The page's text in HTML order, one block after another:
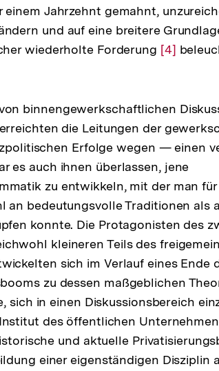
einem Jahrzehnt gemahnt,
und auf eine breitere
wiederholte Forderung Zur
Fußnote
[4]
binnengewerkschaftlichen
die Leitungen der
Erfolge wegen — einen
es auch ihnen überlassen, jene
zu entwikkeln, mit der man
an bedeutungsvolle Traditionen als
konnte. Die Protagonisten des
kleineren Teils des
sich im Verlauf eines Ende
zu dessen maßgeblichen
sich in einen Diskussionsbereich
des öffentlichen
und aktuelle
einer eigenständigen Disziplin